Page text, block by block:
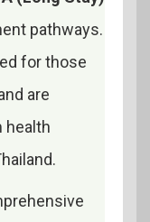
pathways.
for those
are
health